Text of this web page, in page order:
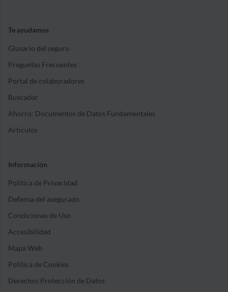
Te ayudamos
Glosario del seguro
Preguntas Frecuentes
Portal de colaboradores
Buscador
Ahorro: Documentos de Datos Fundamentales
Artículos
Información
Política de Privacidad
Defensa del asegurado
Condiciones de Uso
Accesibilidad
Mapa Web
Política de Cookies
Derechos Protección de Datos